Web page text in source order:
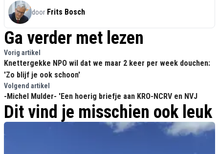
door Frits Bosch
Ga verder met lezen
Vorig artikel
Knettergekke NPO wil dat we maar 2 keer per week douchen:
'Zo blijf je ook schoon'
Volgend artikel
-Michel Mulder- 'Een hoerig briefje aan KRO-NCRV en NVJ
Dit vind je misschien ook leuk